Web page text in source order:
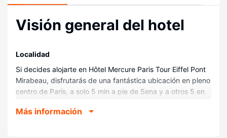
Visión general del hotel
Localidad
Si decides alojarte en Hôtel Mercure Paris Tour Eiffel Pont
Mirabeau, disfrutarás de una fantástica ubicación en pleno
centro de París, a solo 5 min a pie de Sena y a otros 5 en
2,4 km de Paris Expo y a 3,9 km de Arco del Triunfo.
Más información